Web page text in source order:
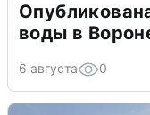
воды в
6 августа 0